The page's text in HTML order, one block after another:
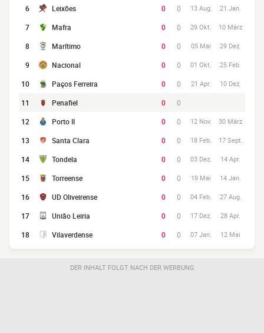
6 Leixões 0 0 13 Aug. 21 Jan.
7 Mafra 0 0 29 Okt. 10 März
8 Marítimo 0 0 05 Mai 29 Dez.
9 Nacional 0 0 01 Okt. 25 Feb.
10 Paços Ferreira 0 0 21 Apr. 10 Dez.
11 Penafiel 0
0
12
Porto II 0 0 12 Nov. 30 März
13 Santa Clara 0 0 18 Feb. 17 Sept.
14 Tondela 0 0 03 Dez. 14 Apr.
15 Torreense 0 0 19 Mai 14 Jan.
16 UD Oliveirense 0 0 04 Feb. 27 Aug.
17 União Leiria 0 0 17 Dez. 28 Apr.
18 Vilaverdense 0 0 07 Jan. 12 Mai
DER INHALT FOLGT NACH DER WERBUNG